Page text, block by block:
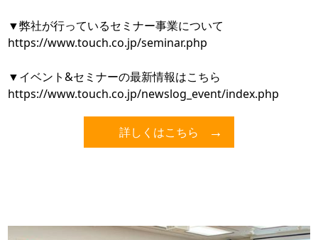
▼弊社が行っているセミナー事業について
https://www.touch.co.jp/seminar.php
▼イベント&セミナーの最新情報はこちら
https://www.touch.co.jp/newslog_event/index.php
詳しくはこちら